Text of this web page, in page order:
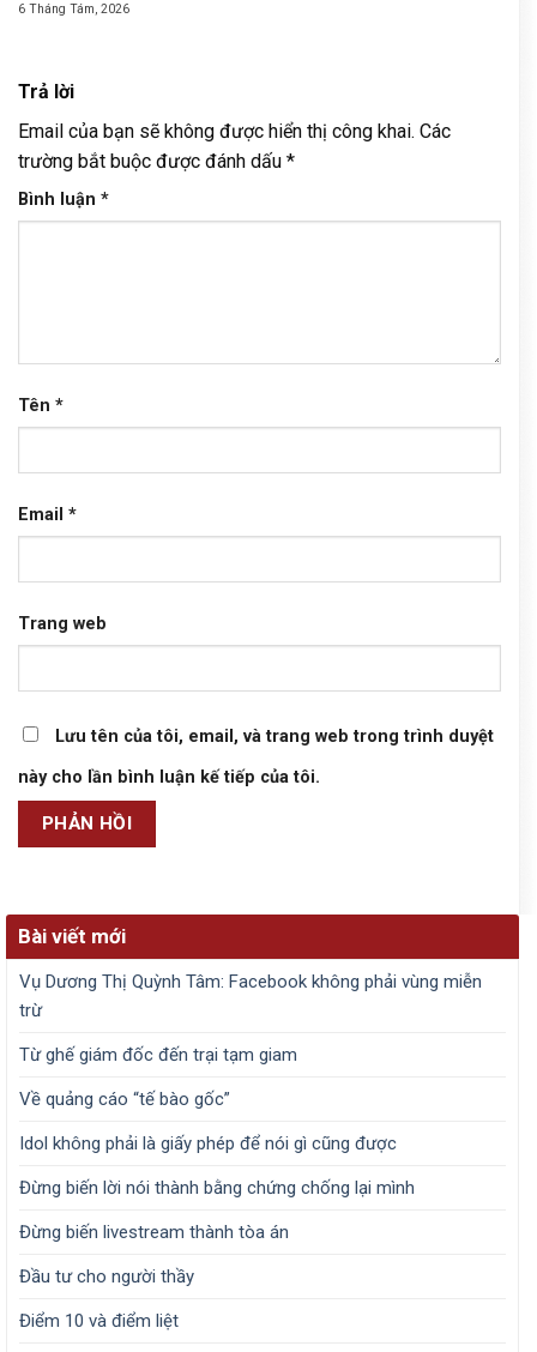
6 Tháng Tám, 2026
Trả lời
Email của bạn sẽ không được hiển thị công khai. Các
trường bắt buộc được đánh dấu *
Bình luận *
Tên *
Email *
Trang web
Lưu tên của tôi, email, và trang web trong trình duyệt
này cho lần bình luận kế tiếp của tôi.
Bài viết mới
Vụ Dương Thị Quỳnh Tâm: Facebook không phải vùng miễn
trừ
Từ ghế giám đốc đến trại tạm giam
Về quảng cáo “tế bào gốc”
Idol không phải là giấy phép để nói gì cũng được
Đừng biến lời nói thành bằng chứng chống lại mình
Đừng biến livestream thành tòa án
Đầu tư cho người thầy
Điểm 10 và điểm liệt